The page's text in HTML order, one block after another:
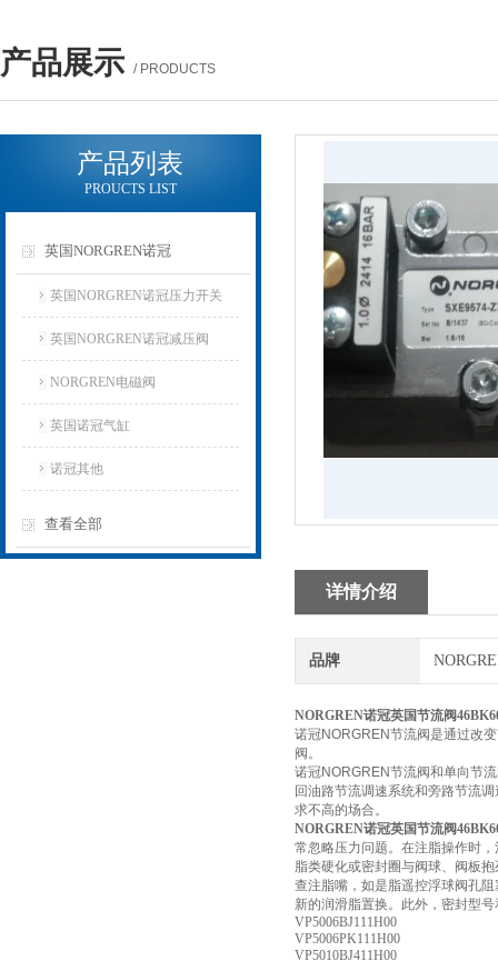
产品展示 / PRODUCTS
产品列表
PROUCTS LIST
英国NORGREN诺冠
英国NORGREN诺冠压力开关
英国NORGREN诺冠减压阀
NORGREN电磁阀
英国诺冠气缸
诺冠其他
查看全部
详情介绍
品牌
NORGREN诺冠英国节流阀
诺冠NORGREN节流阀是通过改
阀。
诺冠NORGREN节流阀和单向节
回油路节流调速系统和旁路节流
求不高的场合。
NORGREN诺冠英国节流阀
常忽略压力问题。在注脂操作时
脂类硬化或密封圈与阀球、阀板
查注脂嘴，如是脂遥控浮球阀孔
新的润滑脂置换。此外，密封型
VP5006BJ111H00
VP5006PK111H00
VP5010BJ411H00